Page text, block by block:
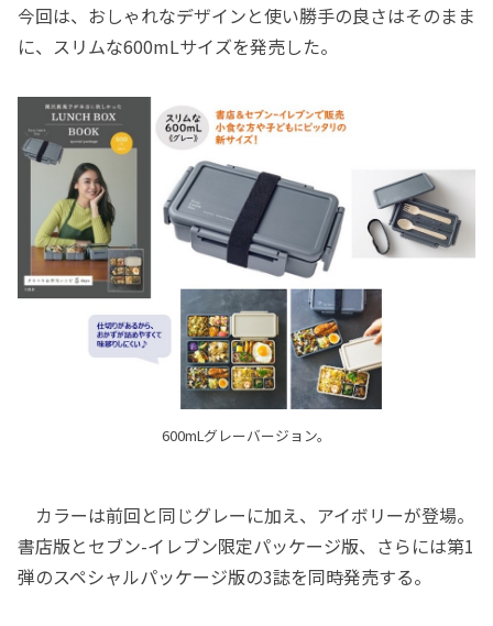
今回は、おしゃれなデザインと使い勝手の良さはそのまま
に、スリムな600mLサイズを発売した。
600mLグレーバージョン。
カラーは前回と同じグレーに加え、アイボリーが登場。
書店版とセブン-イレブン限定パッケージ版、さらには第1
弾のスペシャルパッケージ版の3誌を同時発売する。